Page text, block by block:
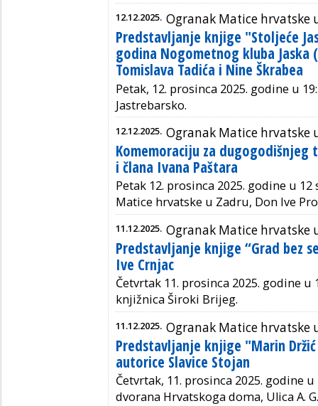
12.12.2025. Ogranak Matice hrvatske
Predstavljanje knjige "Stoljeće
godina Nogometnog kluba Jaska
Tomislava Tadića i Nine Škrabea
Petak, 12. prosinca 2025. godine u
Jastrebarsko.
12.12.2025. Ogranak Matice hrvatske
Komemoraciju za dugogodišnjeg
i člana Ivana Paštara
Petak 12. prosinca 2025. godine u
Matice hrvatske u Zadru, Don Ive
11.12.2025. Ogranak Matice hrvatske
Predstavljanje knjige “Grad bez
Ive Crnjac
Četvrtak 11. prosinca 2025. godine u
knjižnica Široki Brijeg.
11.12.2025. Ogranak Matice hrvatske
Predstavljanje knjige "Marin
autorice Slavice Stojan
Četvrtak, 11. prosinca 2025. godine u
dvorana Hrvatskoga doma, Ulica A.